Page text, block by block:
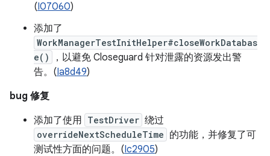
(I07060)
添加了
WorkManagerTestInitHelper#closeWorkDatabas
e()
，以避免 Closeguard 针对泄露的资源发出警
告。(Ia8d49)
bug 修复
添加了使用 TestDriver 绕过
overrideNextScheduleTime 的功能，并修复了可
测试性方面的问题。(Ic2905)